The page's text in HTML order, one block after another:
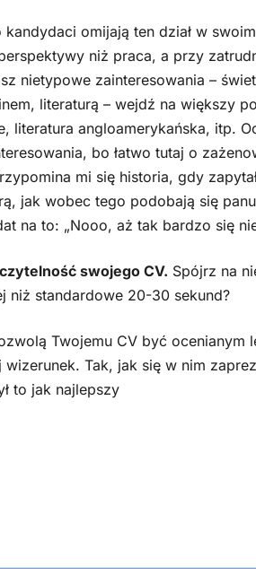
kandydaci omijają ten dział w
niż praca, a przy
nietypowe zainteresowania –
literaturą – wejdź na większy
literatura angloamerykańska, itp.
bo łatwo tutaj o
mi się historia, gdy
jak wobec tego podobają się
na to: „Nooo, aż tak bardzo się
swojego CV. Spójrz na
niż standardowe 20-30 sekund?
Twojemu CV być ocenianym
Tak, jak się w nim
to jak najlepszy